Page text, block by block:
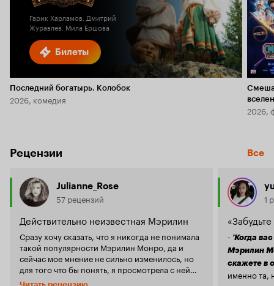
Билеты
Гарик Харламов, Дмитрий
Журавлев, Мила Ершова
Последний богатырь. Колобок
2026, комедия
2026,
Рецензии Все
Julianne_Rose
57 рецензий
Действительно неизвестная Мэрилин
Сразу хочу сказать, что я никогда не понимала
такой популярности Мэрилин Монро, да и
сейчас мое мнение не сильно изменилось, но
для того что бы понять, я просмотрела с ней
довольно много фильмов, позже купила журнал
1
- 'Когда
Мэрилин
скажете в
именно та,